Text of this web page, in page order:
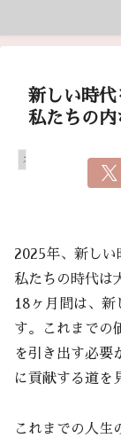
新しい時
私たちの内
スピリチュアル
2025年、新しい
私たちの時代は
18ヶ月間は、新
す。これまでの
を引き出す必要
に貢献する道を
これまでの人生